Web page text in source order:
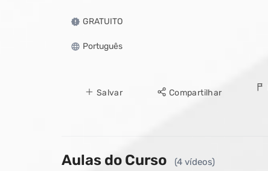
GRATUITO
Português
Salvar Compartilhar
Aulas do Curso (4 vídeos)